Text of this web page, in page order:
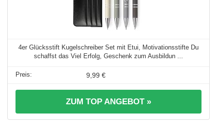
4er Glücksstift Kugelschreiber Set mit Etui, Motivationsstifte Du
schaffst das Viel Erfolg, Geschenk zum Ausbildun ...
9,99 €
ZUM TOP ANGEBOT »